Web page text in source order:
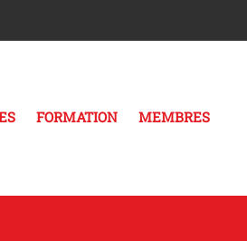
FORMATION MEMBRES